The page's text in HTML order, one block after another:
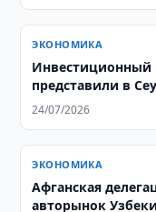
ЭКОНОМИКА
Инвестиционный
представили в
24/07/2026
ЭКОНОМИКА
Афганская
авторынок